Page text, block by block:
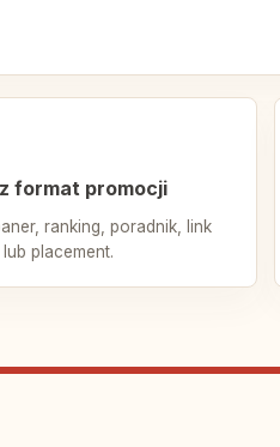
format promocji
ranking, poradnik, link
placement.